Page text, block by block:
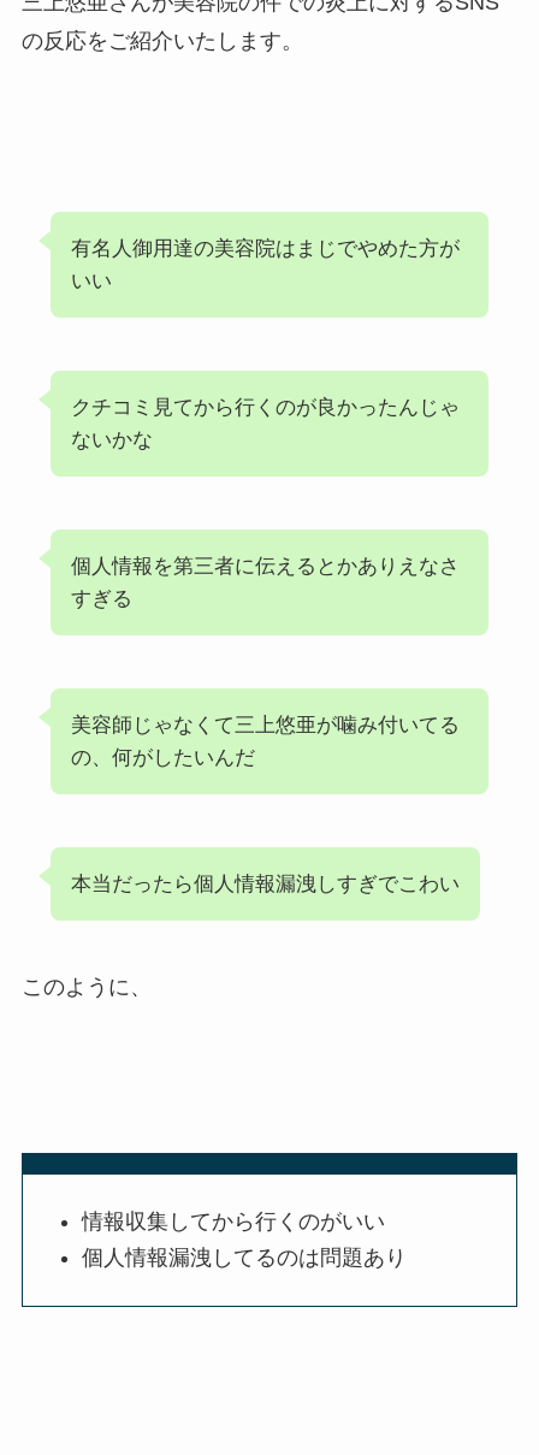
の反応をご紹介いたします。
有名人御用達の美容院はまじでやめた方が
いい
クチコミ見てから行くのが良かったんじゃ
ないかな
個人情報を第三者に伝えるとかありえなさ
すぎる
美容師じゃなくて三上悠亜が噛み付いてる
の、何がしたいんだ
本当だったら個人情報漏洩しすぎでこわい
このように、
情報収集してから行くのがいい
個人情報漏洩してるのは問題あり